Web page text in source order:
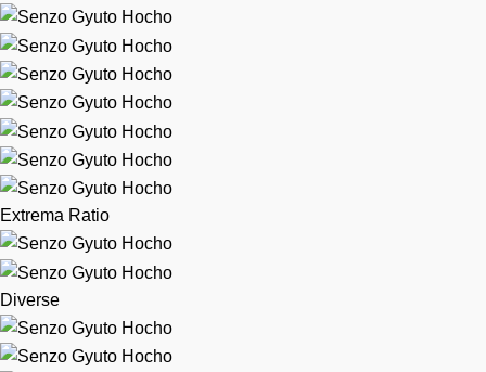
Extrema Ratio
Diverse